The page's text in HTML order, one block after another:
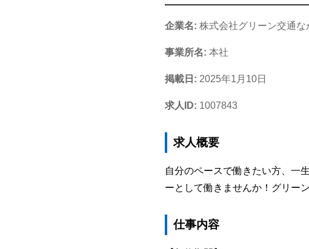
企業名: 株式会社グリーン交通な
事業所名: 本社
掲載日: 2025年1月10日
求人ID: 1007843
求人概要
自分のペースで働きたい方、一
ーとして働きませんか！グリー
仕事内容